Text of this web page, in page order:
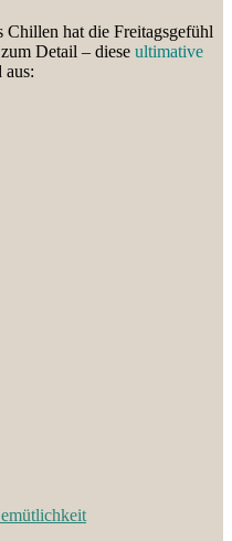
hat die Freitagsgefühl
Detail – diese ultimative
aus: